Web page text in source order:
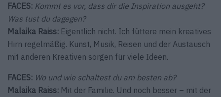
FACES: Kommt es vor, dass dir die Inspiration ausgeht?
Was tust du dagegen?
Malaika Raiss: Eigentlich nicht. Ich füttere mein kreatives
Hirn regelmäßig. Kunst, Musik, Reisen und der Austausch
mit anderen Kreativen sorgen für viele Ideen.
FACES: Wo und wie schaltest du am besten ab?
Malaika Raiss: Mit der Familie. Und noch besser – mit der